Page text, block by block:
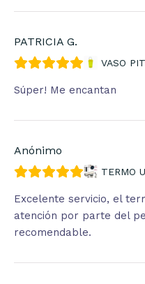
PATRICIA G.
VASO
Súper! Me encantan
Anónimo
TERMO
Excelente servicio, el
atención por parte del
recomendable.